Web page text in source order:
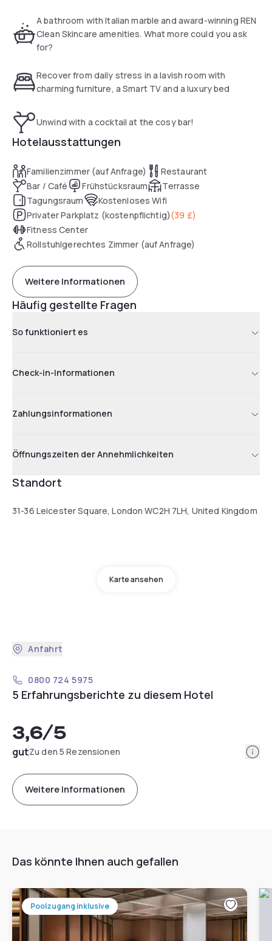
A bathroom with Italian marble and award-winning REN
Clean Skincare amenities. What more could you ask
for?
Recover from daily stress in a lavish room with
charming furniture, a Smart TV and a luxury bed
Unwind with a cocktail at the cosy bar!
Hotelausstattungen
Familienzimmer (auf Anfrage)
Restaurant
Bar / Café
Frühstücksraum
Terrasse
Tagungsraum
Kostenloses Wifi
Privater Parkplatz (kostenpflichtig)(39 £)
Fitness Center
Rollstuhlgerechtes Zimmer (auf Anfrage)
Weitere Informationen
Häufig gestellte Fragen
So funktioniert es
Check-in-Informationen
Zahlungsinformationen
Öffnungszeiten der Annehmlichkeiten
Standort
31-36 Leicester Square, London WC2H 7LH, United Kingdom
Karte ansehen
Anfahrt
0800 724 5975
5 Erfahrungsberichte zu diesem Hotel
3,6/5
gutZu den 5 Rezensionen
Weitere Informationen
Das könnte Ihnen auch gefallen
Poolzugang inklusive